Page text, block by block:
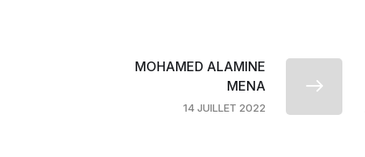
MOHAMED ALAMINE
MENA
14 JUILLET 2022